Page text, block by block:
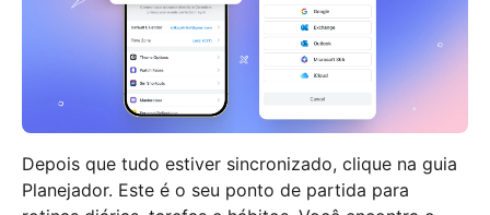
Depois que tudo estiver sincronizado, clique na guia
Planejador. Este é o seu ponto de partida para